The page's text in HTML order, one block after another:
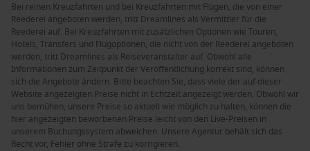
Bei reinen Kreuzfahrten und bei Kreuzfahrten mit Flügen, die von einer
Reederei angeboten werden, tritt Dreamlines als Vermittler für die
Reederei auf. Bei Kreuzfahrten mit zusätzlichen Optionen wie Touren,
Hotels, Transfers und Flugoptionen, die nicht von der Reederei angeboten
werden, tritt Dreamlines als Reiseveranstalter auf. Obwohl alle
Informationen zum Zeitpunkt der Veröffentlichung korrekt sind, können
sich die Angebote ändern. Bitte beachten Sie, dass viele der auf dieser
Website angezeigten Preise nicht in Echtzeit angezeigt werden. Obwohl wir
uns bemühen, unsere Preise so aktuell wie möglich zu halten, können die
hier angezeigten beworbenen Preise leicht von den Live-Preisen in
unserem Buchungssystem abweichen. Unsere Agentur behält sich das
Recht vor, Fehler ohne Strafe zu korrigieren.